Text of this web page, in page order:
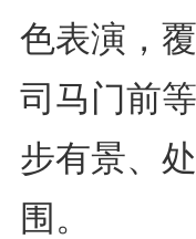
色表演，
司马门前
步有景、
围。